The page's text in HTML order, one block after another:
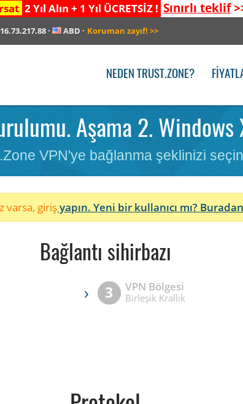
2 Yıl Alın + 1 Yıl ÜCRETSİZ ! Sınırlı teklif
· ABD · Koruman zayıf! >>
NEDEN TRUST.ZONE?
Aşama 2. Windows
VPN'ye bağlanma şeklinizi seçin
varsa, girişyapın. Yeni bir kullanıcı mı?
Bağlantı sihirbazı
› 3 VPN Bölgesi
Birleşik Krallık